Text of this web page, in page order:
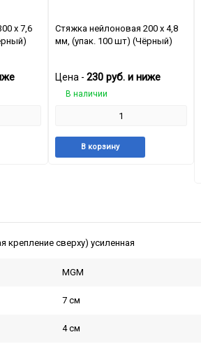
x 7,6
Стяжкa нейлоновая 200 x 4,8
мм, (упак. 100 шт) (Чёрный)
Цена - 230 руб. и ниже
В наличии
В корзину
крепление сверху) усиленная
MGM
7 см
4 см